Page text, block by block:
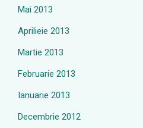
Mai 2013
Aprilieie 2013
Martie 2013
Februarie 2013
Ianuarie 2013
Decembrie 2012